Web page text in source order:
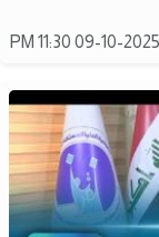
09-10-2025 11:30 PM